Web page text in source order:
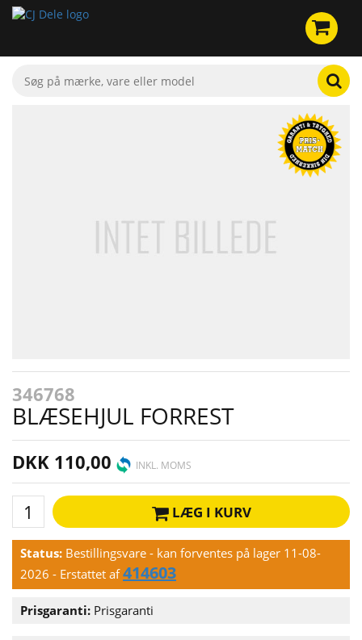
346768
BLÆSEHJUL FORREST
DKK 110,00 INKL. MOMS
LÆG I KURV
Status: Bestillingsvare - kan forventes på lager 11-08-
2026 - Erstattet af414603
Prisgaranti: Prisgaranti